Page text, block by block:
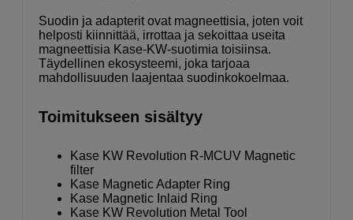
Suodin ja adapterit ovat magneettisia, joten voit
helposti kiinnittää, irrottaa ja sekoittaa useita
magneettisia Kase-KW-suotimia toisiinsa.
Täydellinen ekosysteemi, joka tarjoaa
mahdollisuuden laajentaa suodinkokoelmaa.
Toimitukseen sisältyy
Kase KW Revolution R-MCUV Magnetic
filter
Kase Magnetic Adapter Ring
Kase Magnetic Inlaid Ring
Kase KW Revolution Metal Tool